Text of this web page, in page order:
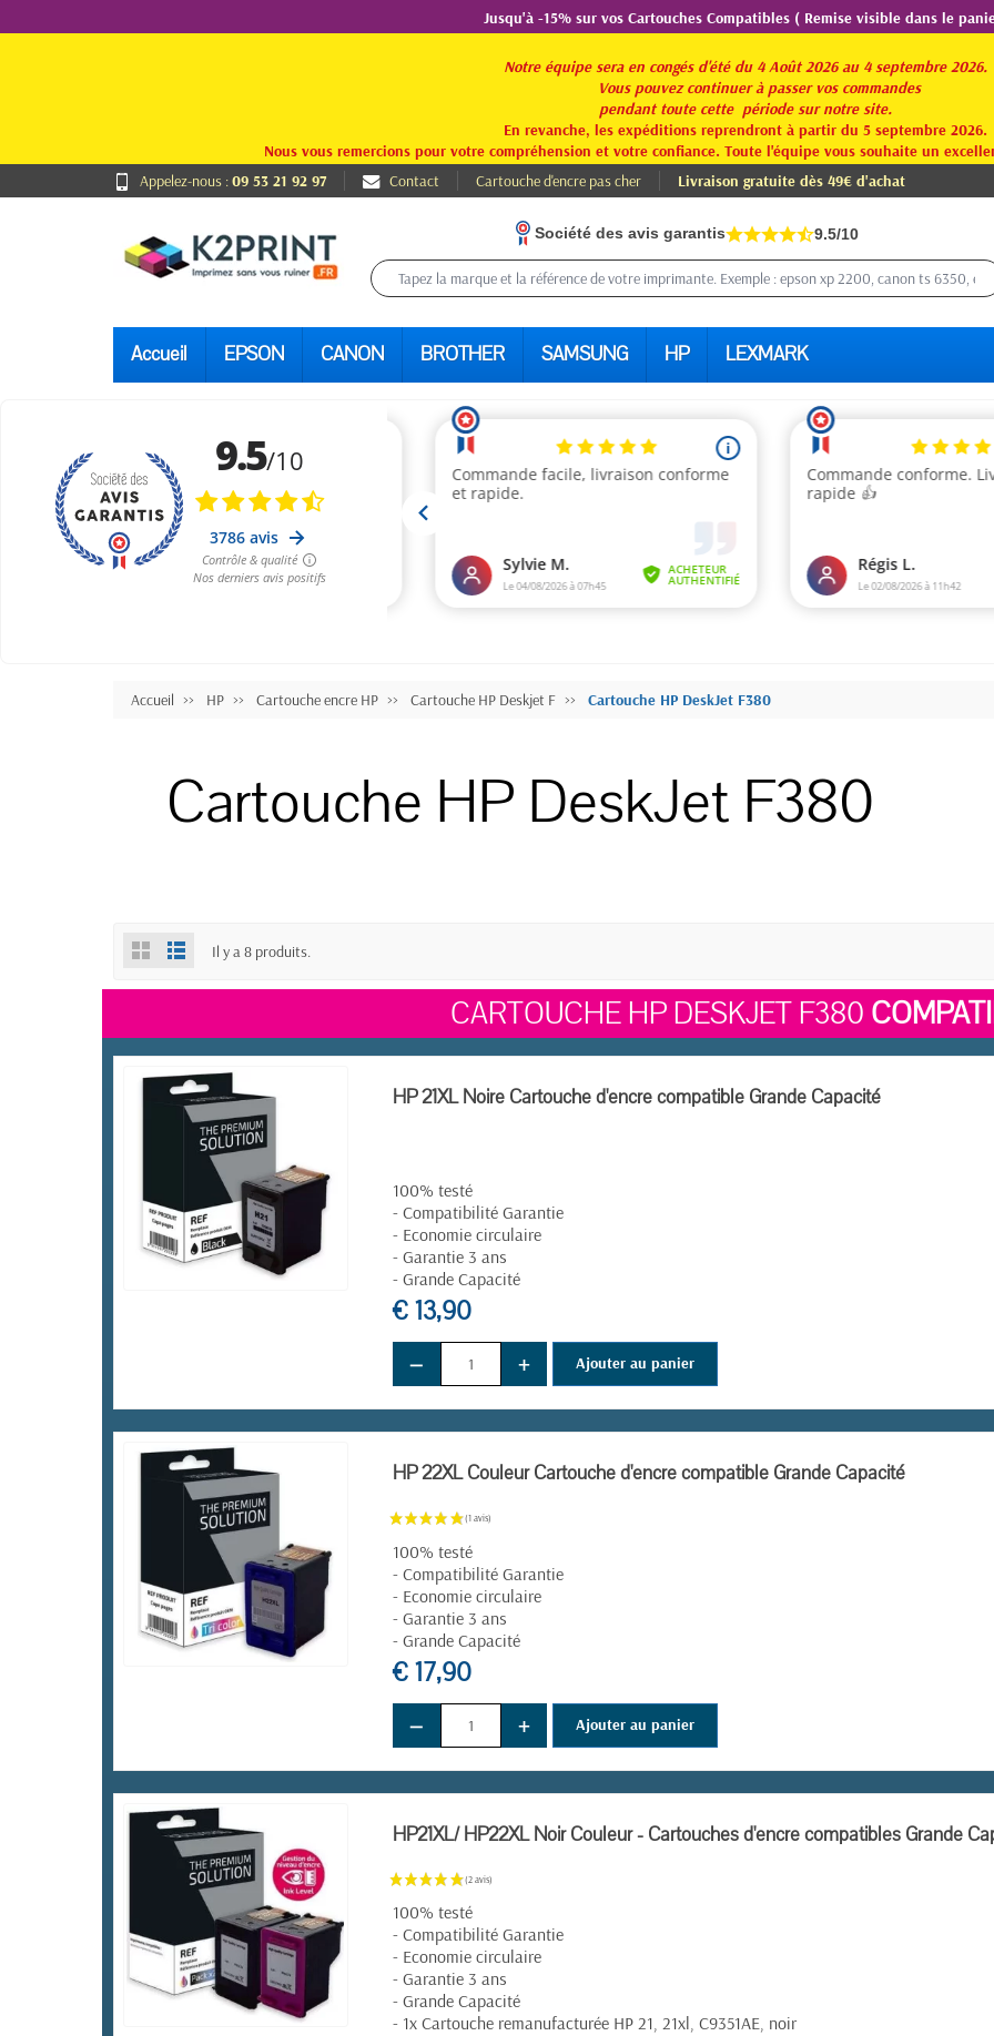
Jusqu'à -15% sur vos Cartouches Compatibles ( Remise visible dans le
Notre équipe sera en congés d'été du 4 Août 2026 au 4 septembre 2026.
Vous pouvez continuer à passer vos commandes
pendant toute cette période sur notre site.
En revanche, les expéditions reprendront à partir du 5 septembre 2026.
Nous vous remercions pour votre compréhension et votre confiance. Toute l'équipe vous souhaite un
Appelez-nous :09 53 21 92 97 Contact Cartouche d'encre pas cher Livraison gratuite dès 49€ d'achat
Société des avis garantis 9.5/10
Accueil EPSON CANON BROTHER SAMSUNG HP LEXMARK
Accueil HP Cartouche encre HP Cartouche HP Deskjet F Cartouche HP DeskJet F380
Cartouche HP DeskJet F380
Il y a 8 produits.
CARTOUCHE HP DESKJET F380
HP 21XL Noire Cartouche d'encre compatible Grande Capacité
100% testé
- Compatibilité Garantie
- Economie circulaire
- Garantie 3 ans
- Grande Capacité
€ 13,90
− + Ajouter au panier
HP 22XL Couleur Cartouche d'encre compatible Grande Capacité
100% testé
- Compatibilité Garantie
- Economie circulaire
- Garantie 3 ans
- Grande Capacité
€ 17,90
− + Ajouter au panier
HP21XL/ HP22XL Noir Couleur - Cartouches d'encre compatibles Grande
100% testé
- Compatibilité Garantie
- Economie circulaire
- Garantie 3 ans
- Grande Capacité
- 1x Cartouche remanufacturée HP 21, 21xl, C9351AE, noir